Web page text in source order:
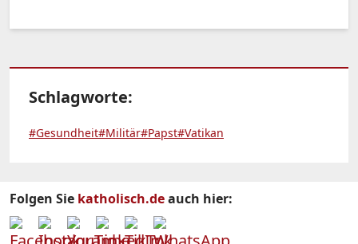
Schlagworte:
#Gesundheit#Militär#Papst#Vatikan
Folgen Sie katholisch.deauch hier: